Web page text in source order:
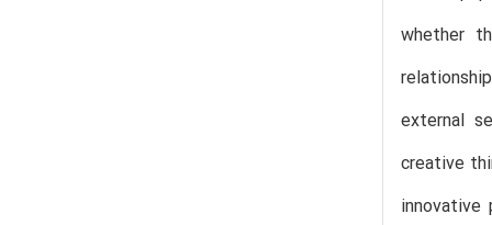
whether
external
creative